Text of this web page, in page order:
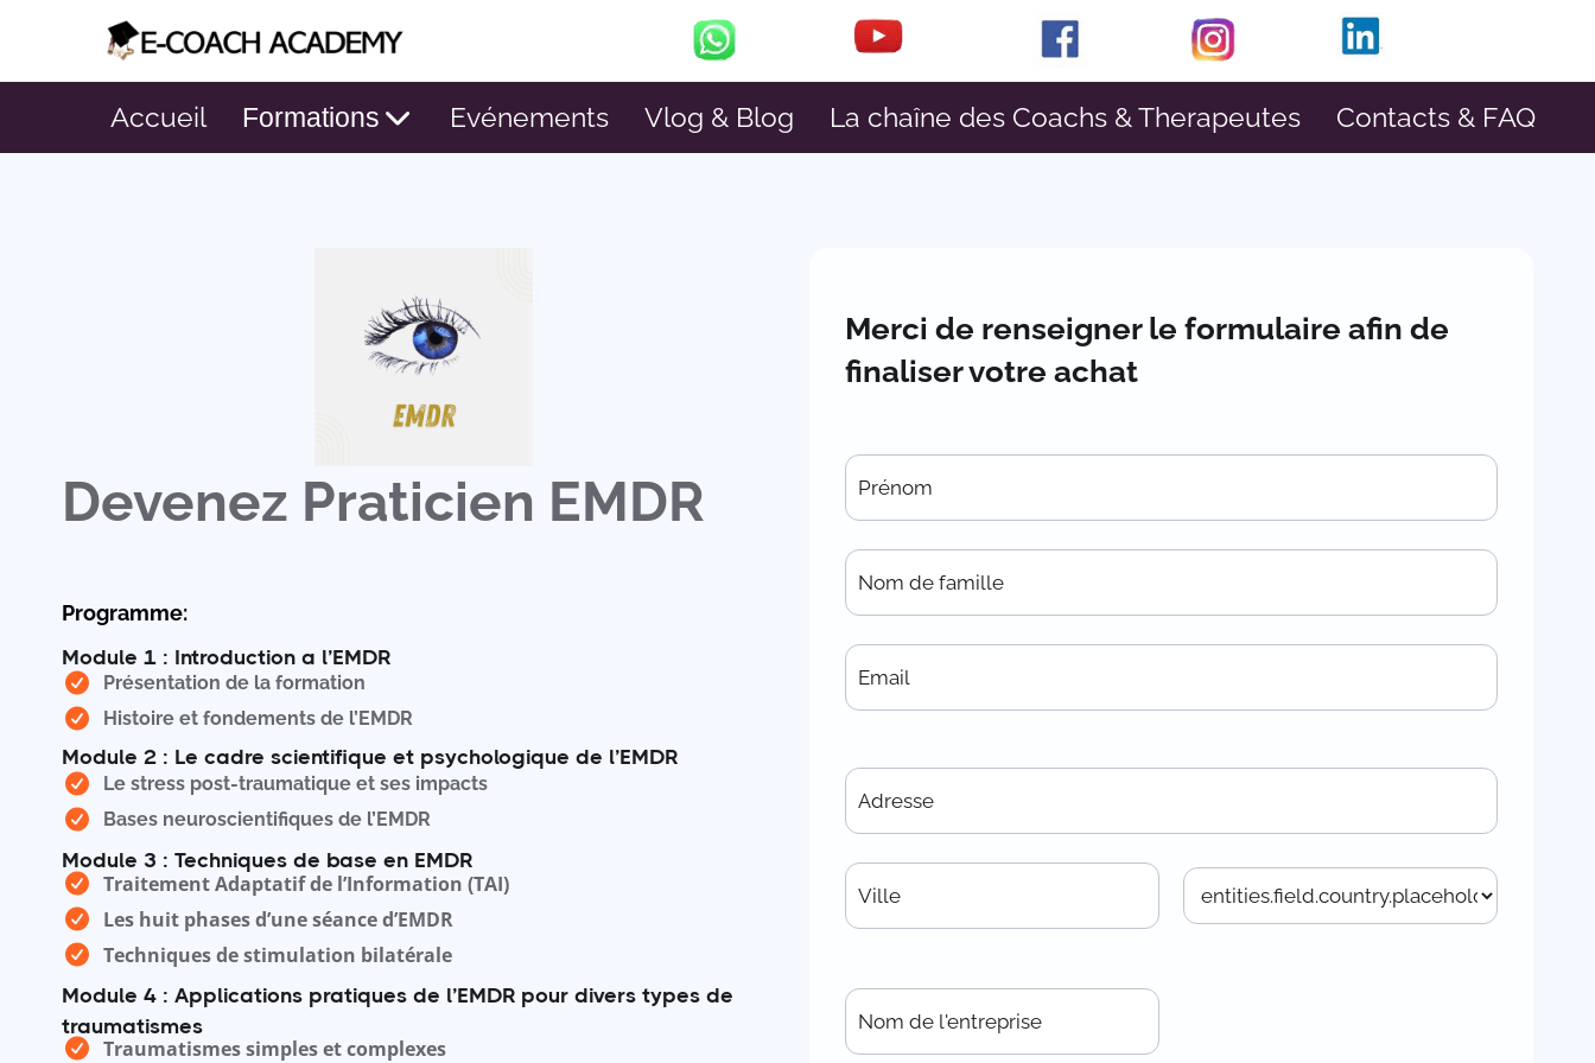
Accueil Formations Evénements Vlog & Blog La chaîne des Coachs & Therapeutes Contacts & FAQ
Devenez Praticien EMDR
Programme:
Module 1 : Introduction a l’EMDR
Présentation de la formation
Histoire et fondements de l’EMDR
Module 2 : Le cadre scientifique et psychologique de l’EMDR
Le stress post-traumatique et ses impacts
Bases neuroscientifiques de l’EMDR
Module 3 : Techniques de base en EMDR
Traitement Adaptatif de l’Information (TAI)
Les huit phases d’une séance d’EMDR
Techniques de stimulation bilatérale
Module 4 : Applications pratiques de l’EMDR pour divers types de
traumatismes
Traumatismes simples et complexes
Merci de renseigner le formulaire afin de
finaliser votre achat